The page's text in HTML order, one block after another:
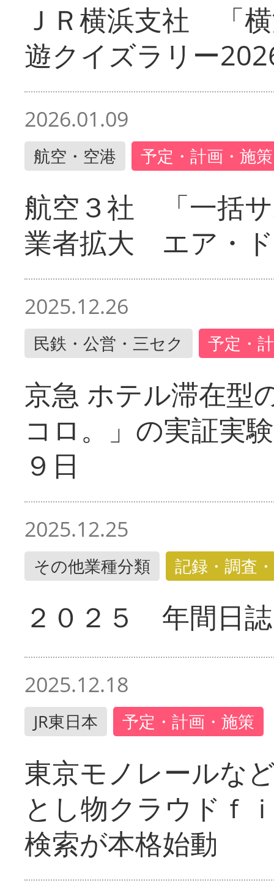
ＪＲ横浜支社 「
遊クイズラリー
2026.01.09
航空・空港 予定・計画・施策
航空３社 「一括
業者拡大 エア・
2025.12.26
民鉄・公営・三セク 予定・
京急 ホテル滞在型
コロ。」の実証実
９日
2025.12.25
その他業種分類 記録・調査
２０２５ 年間日誌
2025.12.18
JR東日本 予定・計画・施策
東京モノレールな
とし物クラウドｆ
検索が本格始動